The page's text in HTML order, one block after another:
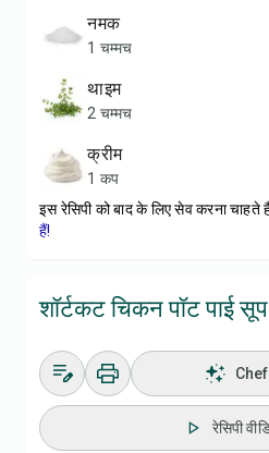
नमक
1 चम्मच
थाइम
2 चम्मच
क्रीम
1 कप
इस रेसिपी को बाद के लिए सेव करना चाहते
हैं!
शॉर्टकट चिकन पॉट पाई
रेसिपी